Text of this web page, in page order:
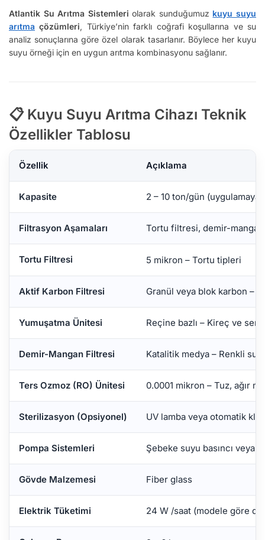
Atlantik Su Arıtma Sistemleri olarak sunduğumuz kuyu suyu
arıtma çözümleri, Türkiye’nin farklı coğrafi koşullarına ve su
analiz sonuçlarına göre özel olarak tasarlanır. Böylece her kuyu
suyu örneği için en uygun arıtma kombinasyonu sağlanır.
📋 Kuyu Suyu Arıtma Cihazı Teknik
Özellikler Tablosu
Özellik Açıklama
Kapasite 2 – 10 ton/gün (uygulamaya
Filtrasyon Aşamaları Tortu filtresi, demir-
Tortu Filtresi 5 mikron – Tortu tipleri
Aktif Karbon Filtresi Granül veya blok karbon –
Yumuşatma Ünitesi Reçine bazlı – Kireç ve
Demir-Mangan Filtresi Katalitik medya – Renkli su
Ters Ozmoz (RO) Ünitesi 0.0001 mikron – Tuz, ağır
Sterilizasyon (Opsiyonel) UV lamba veya otomatik
Pompa Sistemleri Şebeke suyu basıncı veya
Gövde Malzemesi Fiber glass
Elektrik Tüketimi 24 W /saat (modele göre